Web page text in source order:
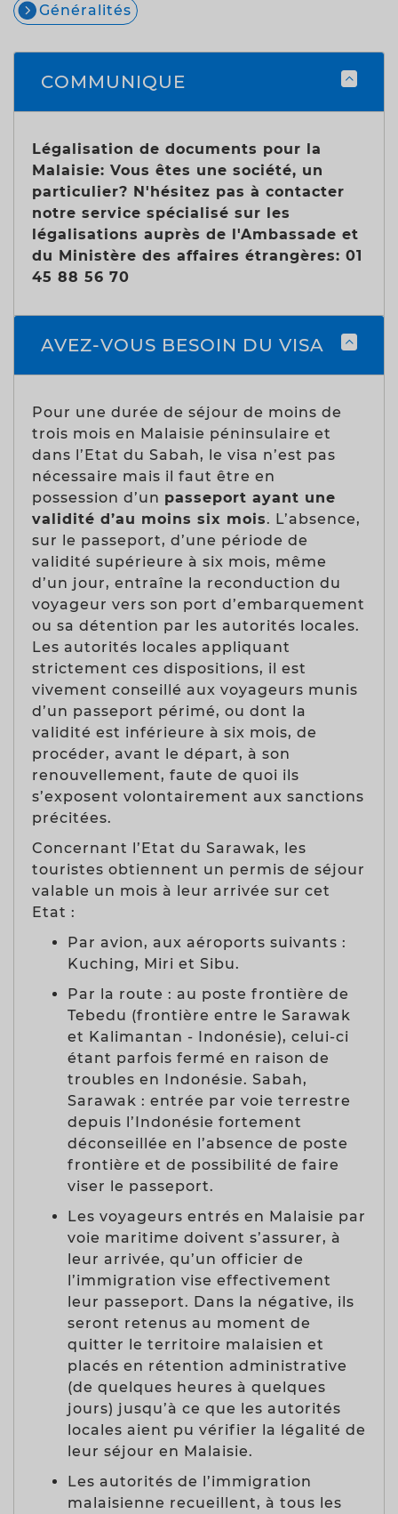
Généralités
COMMUNIQUE
Légalisation de documents pour la
Malaisie: Vous êtes une société, un
particulier? N'hésitez pas à contacter
notre service spécialisé sur les
légalisations auprès de l'Ambassade et
du Ministère des affaires étrangères: 01
45 88 56 70
AVEZ-VOUS BESOIN DU VISA
Pour une durée de séjour de moins de
trois mois en Malaisie péninsulaire et
dans l’Etat du Sabah, le visa n’est pas
nécessaire mais il faut être en
possession d’un passeport ayant une
validité d’au moins six mois. L’absence,
sur le passeport, d’une période de
validité supérieure à six mois, même
d’un jour, entraîne la reconduction du
voyageur vers son port d’embarquement
ou sa détention par les autorités locales.
Les autorités locales appliquant
strictement ces dispositions, il est
vivement conseillé aux voyageurs munis
d’un passeport périmé, ou dont la
validité est inférieure à six mois, de
procéder, avant le départ, à son
renouvellement, faute de quoi ils
s’exposent volontairement aux sanctions
précitées.
Concernant l’Etat du Sarawak, les
touristes obtiennent un permis de séjour
valable un mois à leur arrivée sur cet
Etat :
Par avion, aux aéroports suivants :
Kuching, Miri et Sibu.
Par la route : au poste frontière de
Tebedu (frontière entre le Sarawak
et Kalimantan - Indonésie), celui-ci
étant parfois fermé en raison de
troubles en Indonésie. Sabah,
Sarawak : entrée par voie terrestre
depuis l’Indonésie fortement
déconseillée en l’absence de poste
frontière et de possibilité de faire
viser le passeport.
Les voyageurs entrés en Malaisie par
voie maritime doivent s’assurer, à
leur arrivée, qu’un officier de
l’immigration vise effectivement
leur passeport. Dans la négative, ils
seront retenus au moment de
quitter le territoire malaisien et
placés en rétention administrative
(de quelques heures à quelques
jours) jusqu’à ce que les autorités
locales aient pu vérifier la légalité de
leur séjour en Malaisie.
Les autorités de l’immigration
malaisienne recueillent, à tous les